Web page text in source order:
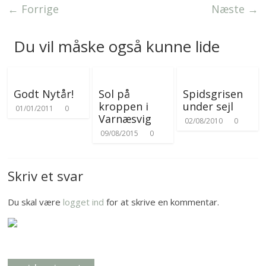
r← Forrige Næste →
Du vil måske også kunne lide
Godt Nytår!
01/01/2011 0
Sol på
kroppen i
Varnæsvig
09/08/2015 0
Spidsgrisen
under sejl
02/08/2010 0
Skriv et svar
Du skal være logget ind for at skrive en kommentar.